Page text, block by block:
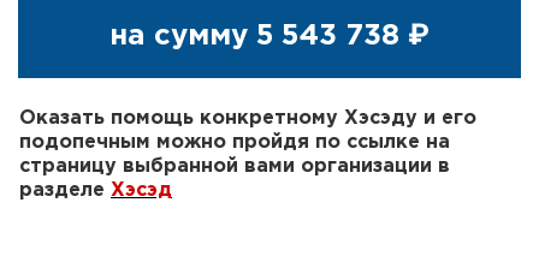
на сумму 5 543 738 ₽
Оказать помощь конкретному Хэсэду и его
подопечным можно пройдя по ссылке на
страницу выбранной вами организации в
разделе Хэсэд